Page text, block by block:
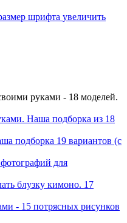
шрифта увеличить
руками - 18 моделей.
Наша подборка из 18
подборка 19 вариантов (с
для
блузку кимоно. 17
- 15 потрясных рисунков